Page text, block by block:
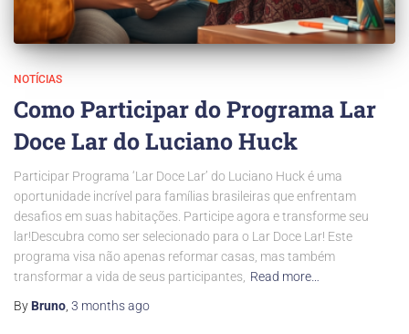
NOTÍCIAS
Como Participar do Programa Lar
Doce Lar do Luciano Huck
Participar Programa ‘Lar Doce Lar’ do Luciano Huck é uma
oportunidade incrível para famílias brasileiras que enfrentam
desafios em suas habitações. Participe agora e transforme seu
lar!Descubra como ser selecionado para o Lar Doce Lar! Este
programa visa não apenas reformar casas, mas também
transformar a vida de seus participantes, Read more…
By Bruno 3 monthsago